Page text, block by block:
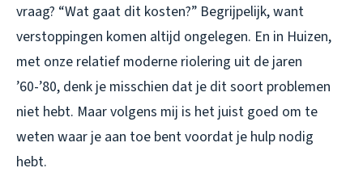
vraag? “Wat gaat dit kosten?” Begrijpelijk, want
verstoppingen komen altijd ongelegen. En in Huizen,
met onze relatief moderne riolering uit de jaren
’60-’80, denk je misschien dat je dit soort problemen
niet hebt. Maar volgens mij is het juist goed om te
weten waar je aan toe bent voordat je hulp nodig
hebt.